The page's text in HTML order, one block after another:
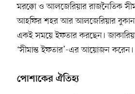
মরক্কো ও আলজেরিয়ার রাজনৈতিক
আহফির শহর আর আলজেরিয়ার বুকানন
একই সময়ে ইফতার করছেন।
‘সীমান্ত ইফতার’-এর আয়োজন করেন।
পোশাকের ঐতিহ্য